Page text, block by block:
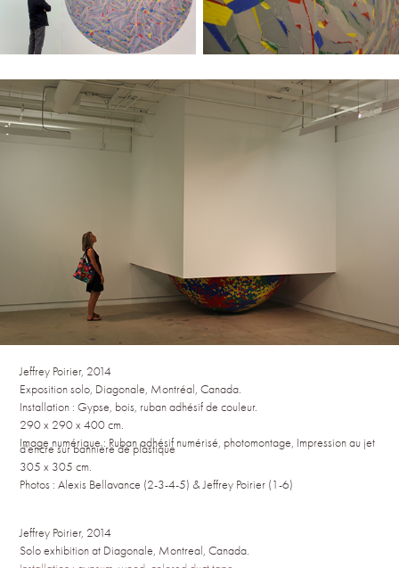
Jeffrey Poirier, 2014
Exposition solo, Diagonale, Montréal, Canada.
Installation : Gypse, bois, ruban adhésif de couleur.
290 x 290 x 400 cm.
Image numérique : Ruban adhésif numérisé, photomontage, Impression au jet
d’encre sur bannière de plastique
305 x 305 cm.
Photos : Alexis Bellavance (2-3-4-5) & Jeffrey Poirier (1-6)
Jeffrey Poirier, 2014
Solo exhibition at Diagonale, Montreal, Canada.